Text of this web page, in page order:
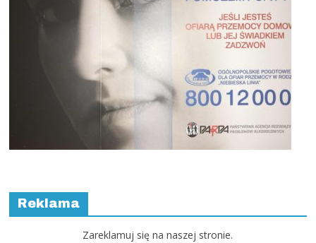
Reklama
Zareklamuj się na naszej stronie.